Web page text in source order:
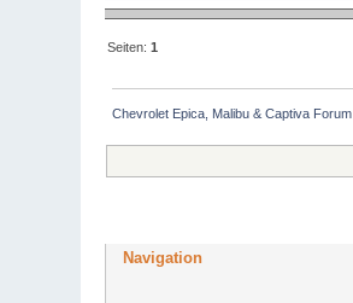
Seiten:1
Chevrolet Epica, Malibu & Captiva Forum
Navigation